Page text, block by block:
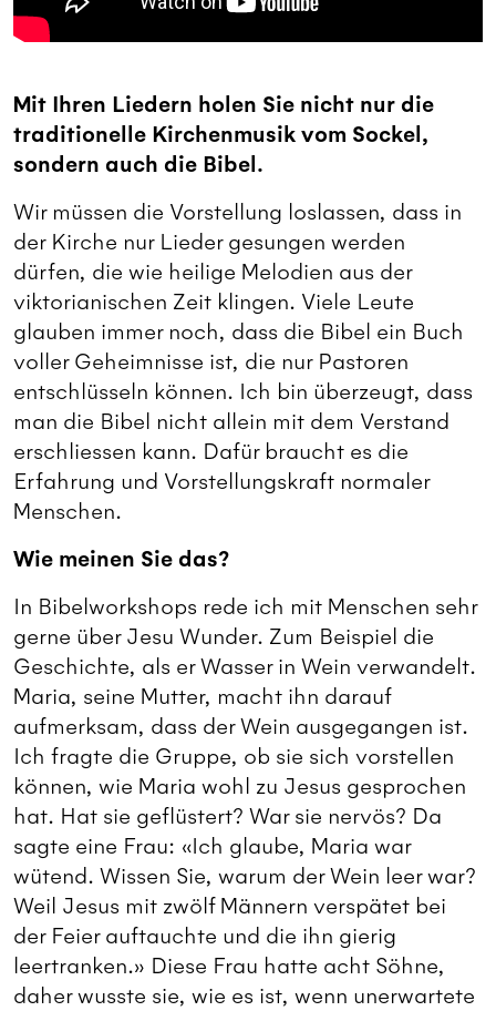
Mit Ihren Liedern holen Sie nicht nur die
traditionelle Kirchenmusik vom Sockel,
sondern auch die Bibel.
Wir müssen die Vorstellung loslassen, dass in
der Kirche nur Lieder gesungen werden
dürfen, die wie heilige Melodien aus der
viktorianischen Zeit klingen. Viele Leute
glauben immer noch, dass die Bibel ein Buch
voller Geheimnisse ist, die nur Pastoren
entschlüsseln können. Ich bin überzeugt, dass
man die Bibel nicht allein mit dem Verstand
erschliessen kann. Dafür braucht es die
Erfahrung und Vorstellungskraft normaler
Menschen.
Wie meinen Sie das?
In Bibelworkshops rede ich mit Menschen sehr
gerne über Jesu Wunder. Zum Beispiel die
Geschichte, als er Wasser in Wein verwandelt.
Maria, seine Mutter, macht ihn darauf
aufmerksam, dass der Wein ausgegangen ist.
Ich fragte die Gruppe, ob sie sich vorstellen
können, wie Maria wohl zu Jesus gesprochen
hat. Hat sie geflüstert? War sie nervös? Da
sagte eine Frau: «Ich glaube, Maria war
wütend. Wissen Sie, warum der Wein leer war?
Weil Jesus mit zwölf Männern verspätet bei
der Feier auftauchte und die ihn gierig
leertranken.» Diese Frau hatte acht Söhne,
daher wusste sie, wie es ist, wenn unerwartete